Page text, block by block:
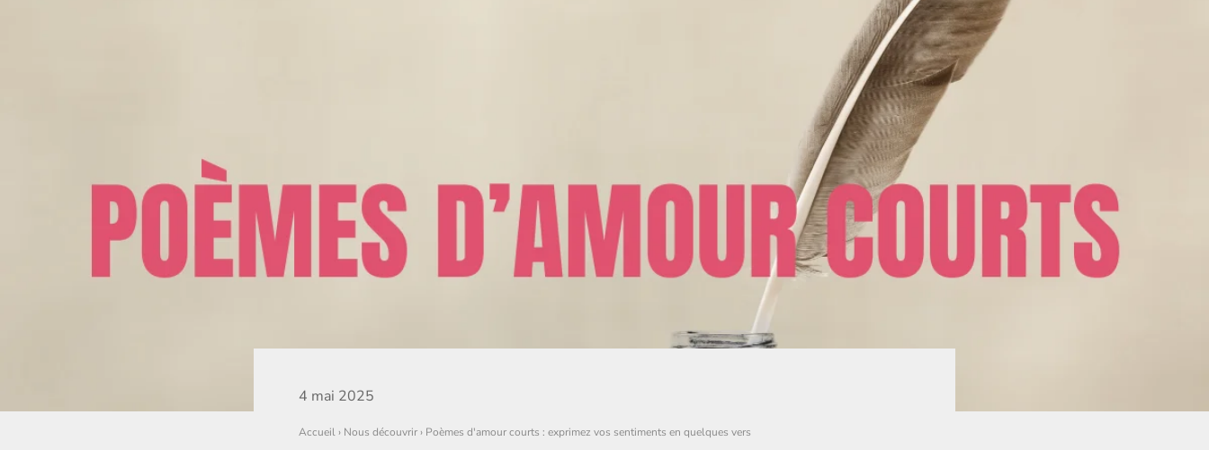
4 mai 2025
Accueil› Nous découvrir› Poèmes d'amour courts : exprimez vos sentiments en quelques vers